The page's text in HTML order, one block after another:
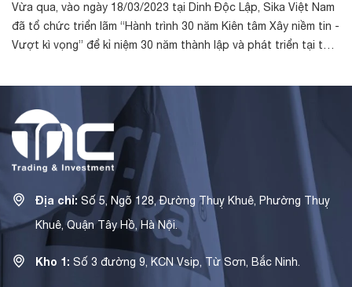
Vừa qua, vào ngày 18/03/2023 tại Dinh Độc Lập, Sika Việt Nam
đã tổ chức triển lãm “Hành trình 30 năm Kiên tâm Xây niềm tin -
Vượt kì vọng” để kỉ niệm 30 năm thành lập và phát triển tại thị
Địa chỉ: Số 5, Ngõ 128, Đường Thuỵ Khuê, Phường Thuỵ
Khuê, Quận Tây Hồ, Hà Nội.
Kho 1: Số 3 đường 9, KCN Vsip, Từ Sơn, Bắc Ninh.